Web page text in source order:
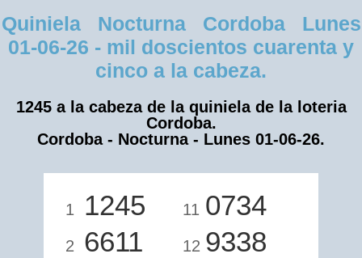
Quiniela Nocturna Cordoba Lunes
01-06-26 - mil doscientos cuarenta y
cinco a la cabeza.
1245 a la cabeza de la quiniela de la loteria
Cordoba.
Cordoba - Nocturna - Lunes 01-06-26.
1 1245
2 6611
11 0734
12 9338